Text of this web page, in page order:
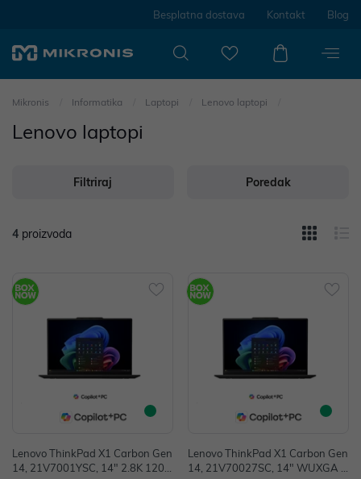
Besplatna dostava Kontakt Blog
Mikronis Informatika Laptopi Lenovo laptopi
Lenovo laptopi
Filtriraj Poredak
4 proizvoda
Lenovo ThinkPad X1 Carbon Gen
14, 21V7001YSC, 14" 2.8K 120H
Lenovo ThinkPad X1 Carbon Gen
14, 21V70027SC, 14" WUXGA I